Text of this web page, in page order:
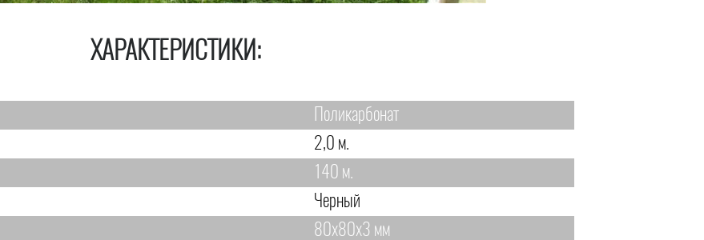
ХАРАКТЕРИСТИКИ:
Поликарбонат
2,0 м.
140 м.
Черный
80х80х3 мм